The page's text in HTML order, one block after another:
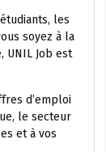
les
soyez à la
UNIL Job est
d’emploi
le secteur
et à vos